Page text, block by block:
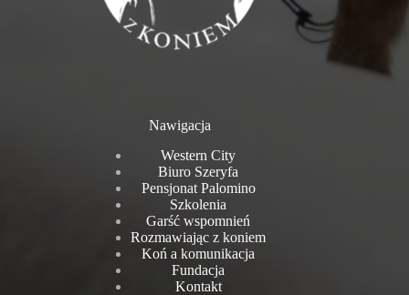
Nawigacja
Western City
Biuro Szeryfa
Pensjonat Palomino
Szkolenia
Garść wspomnień
Rozmawiając z koniem
Koń a komunikacja
Fundacja
Kontakt